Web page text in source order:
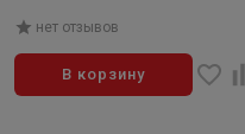
нет отзывов
В корзину